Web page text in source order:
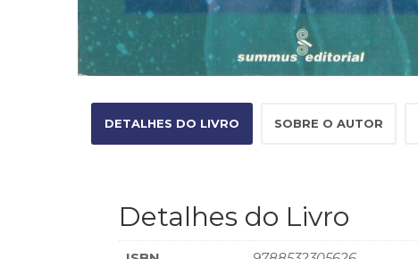
DETALHES DO LIVRO SOBRE O AUTOR
Detalhes do Livro